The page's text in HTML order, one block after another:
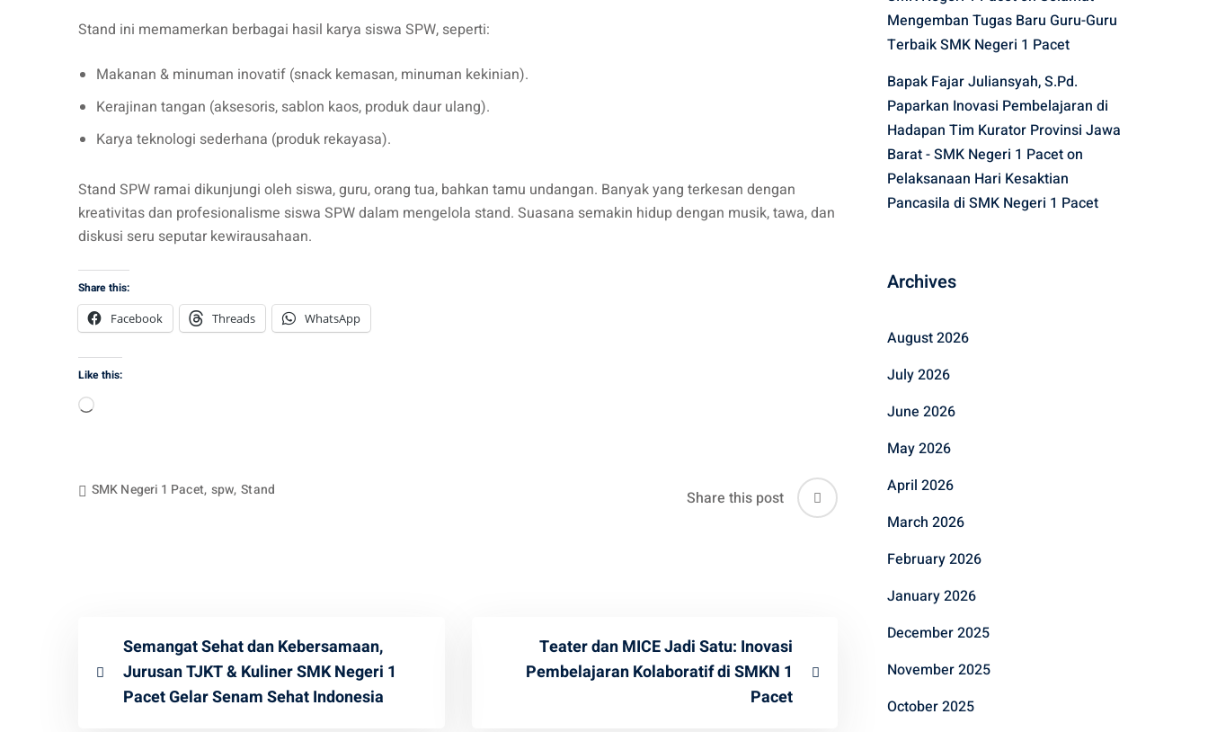
Stand ini memamerkan berbagai hasil karya siswa SPW, seperti:
Makanan & minuman inovatif (snack kemasan, minuman kekinian).
Kerajinan tangan (aksesoris, sablon kaos, produk daur ulang).
Karya teknologi sederhana (produk rekayasa).
Stand SPW ramai dikunjungi oleh siswa, guru, orang tua, bahkan tamu undangan. Banyak yang terkesan dengan
kreativitas dan profesionalisme siswa SPW dalam mengelola stand. Suasana semakin hidup dengan musik, tawa, dan
diskusi seru seputar kewirausahaan.
Share this:
Facebook
Threads WhatsApp
Like this:
Loading…
SMK Negeri 1 Pacet, spw, Stand Share this post
Semangat Sehat dan Kebersamaan,
Jurusan TJKT & Kuliner SMK Negeri 1
Pacet Gelar Senam Sehat Indonesia
Teater dan MICE Jadi Satu: Inovasi
Pembelajaran Kolaboratif di SMKN 1
Pacet
Mengemban Tugas Baru Guru-Guru
Terbaik SMK Negeri 1 Pacet
Bapak Fajar Juliansyah, S.Pd.
Paparkan Inovasi Pembelajaran di
Hadapan Tim Kurator Provinsi Jawa
Barat - SMK Negeri 1 Paceton
Pelaksanaan Hari Kesaktian
Pancasila di SMK Negeri 1 Pacet
Archives
August 2026
July 2026
June 2026
May 2026
April 2026
March 2026
February 2026
January 2026
December 2025
November 2025
October 2025